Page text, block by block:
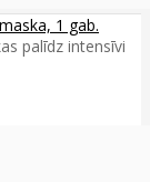
1 gab.
palīdz intensīvi